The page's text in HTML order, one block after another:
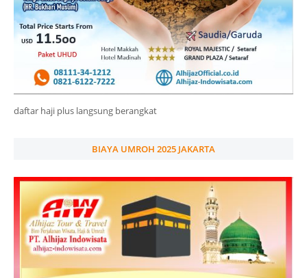
daftar haji plus langsung berangkat
BIAYA UMROH 2025 JAKARTA